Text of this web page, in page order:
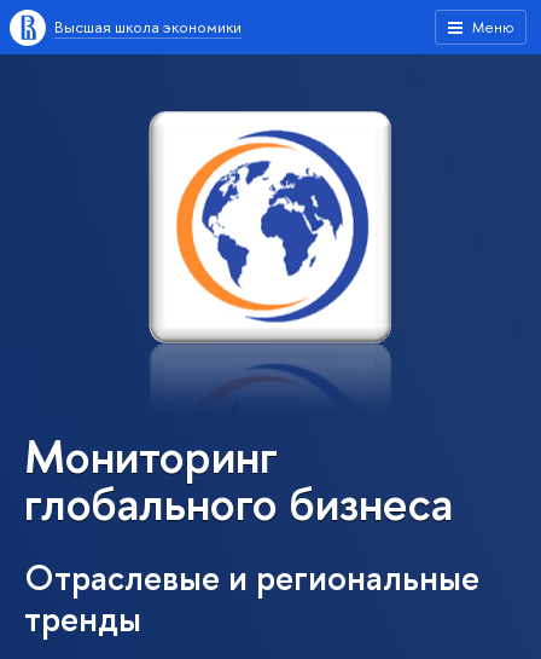
Меню
Высшая школа экономики
Мониторинг
глобального бизнеса
Отраслевые и региональные
тренды